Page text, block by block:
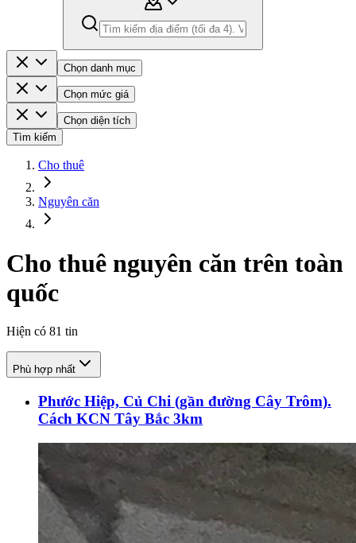
Chọn danh mục
Chọn mức giá
Chọn diện tích
Tìm kiếm
Cho thuê
Nguyên căn
Cho thuê nguyên căn trên toàn
quốc
Hiện có 81 tin
Phù hợp nhất
Phước Hiệp, Củ Chi (gần đường Cây Trôm).
Cách KCN Tây Bắc 3km